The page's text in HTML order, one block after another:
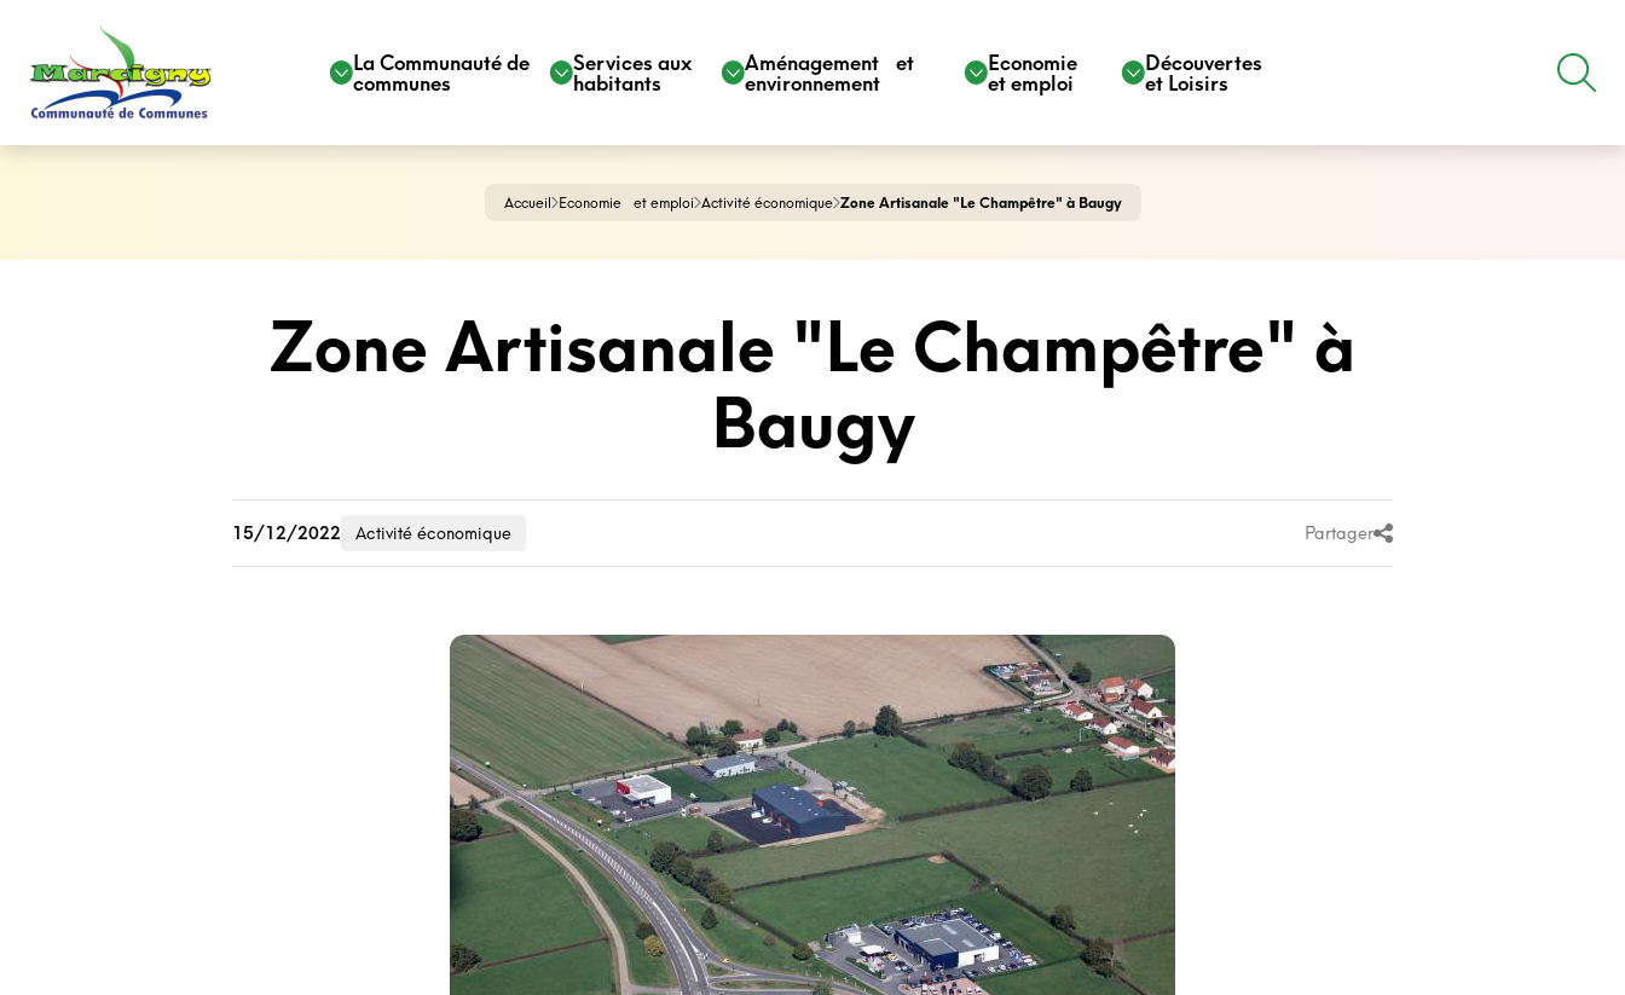
La Communauté de
communes
Services aux
habitants
Aménagement et
environnement
Economie
et emploi
Découvertes
et Loisirs
Accueil Economie et emploi Activité économique Zone Artisanale "Le Champêtre" à Baugy
Zone Artisanale "Le Champêtre" à
Baugy
15/12/2022 Activité économique Partager